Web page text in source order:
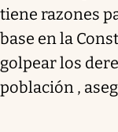
tiene razones
base en la
golpear los
población ,